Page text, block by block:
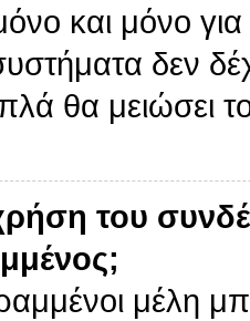
και μόνο
δεν
θα μειώσει
του
μέλη